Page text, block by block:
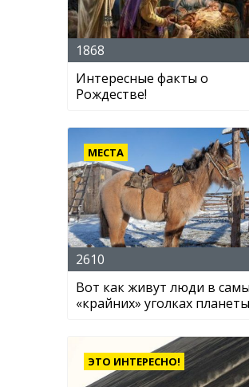
1868
Интересные факты о
Рождестве!
МЕСТА
2610
Вот как живут люди в
«крайних» уголках
ЭТО ИНТЕРЕСНО!